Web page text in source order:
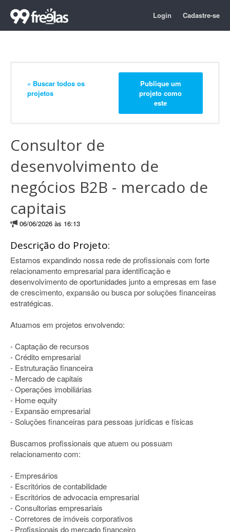
Login Cadastre-se
« Buscar todos os
projetos
Publique um
projeto como
este
Consultor de
desenvolvimento de
negócios B2B - mercado de
capitais
06/06/2026 às 16:13
Descrição do Projeto:
Estamos expandindo nossa rede de profissionais com forte
relacionamento empresarial para identificação e
desenvolvimento de oportunidades junto a empresas em fase
de crescimento, expansão ou busca por soluções financeiras
estratégicas.
Atuamos em projetos envolvendo:
- Captação de recursos
- Crédito empresarial
- Estruturação financeira
- Mercado de capitais
- Operações imobiliárias
- Home equity
- Expansão empresarial
- Soluções financeiras para pessoas jurídicas e físicas
Buscamos profissionais que atuem ou possuam
relacionamento com:
- Empresários
- Escritórios de contabilidade
- Escritórios de advocacia empresarial
- Consultorias empresariais
- Corretores de imóveis corporativos
- Profissionais do mercado financeiro